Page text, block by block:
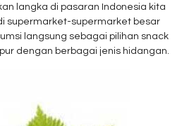
langka di pasaran Indonesia kita
supermarket-supermarket besar
langsung sebagai pilihan snack
dengan berbagai jenis hidangan.